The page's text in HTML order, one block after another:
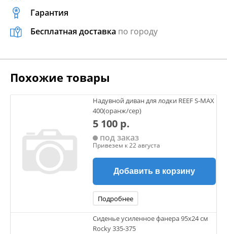
Гарантия
Бесплатная доставка по городу
Похожие товары
Надувной диван для лодки REEF S-MAX
400(оранж/сер)
5 100 р.
под заказ
Привезем к 22 августа
Добавить в корзину
Подробнее
Сиденье усиленное фанера 95x24 см
Rocky 335-375